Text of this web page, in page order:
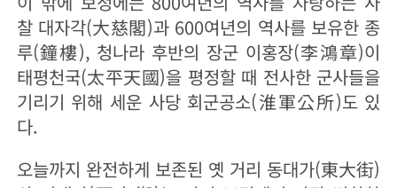
찰 대자각(大慈閣)과 600여년의 역사를 보유한 종
루(鐘樓), 청나라 후반의 장군 이홍장(李鴻章)이
태평천국(太平天國)을 평정할 때 전사한 군사들을
기리기 위해 세운 사당 회군공소(淮軍公所)도 있
다.
오늘까지 완전하게 보존된 옛 거리 동대가(東大街)